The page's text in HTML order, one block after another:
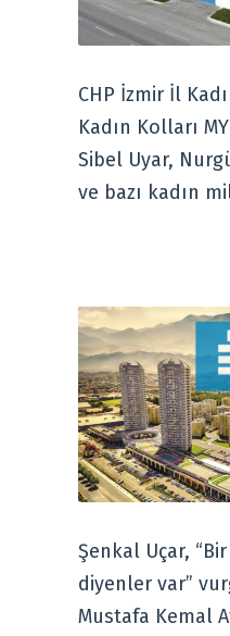
CHP İzmir İl
Kadın Kolları
Sibel Uyar,
ve bazı kadın
Şenkal Uçar,
diyenler var”
Mustafa Kemal